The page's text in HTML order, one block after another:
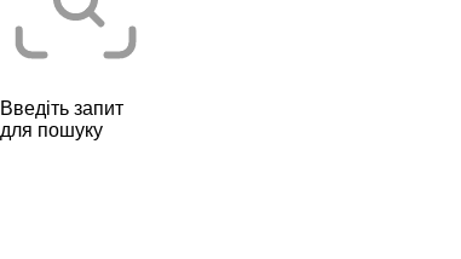
Введіть запит
для пошуку